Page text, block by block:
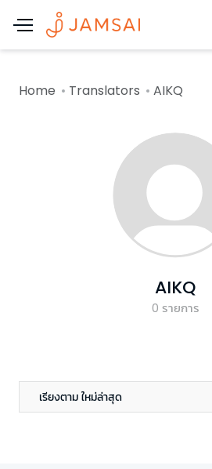
Home Translators AIKQ
AIKQ
0 รายการ
เรียงตาม ใหม่ล่าสุด